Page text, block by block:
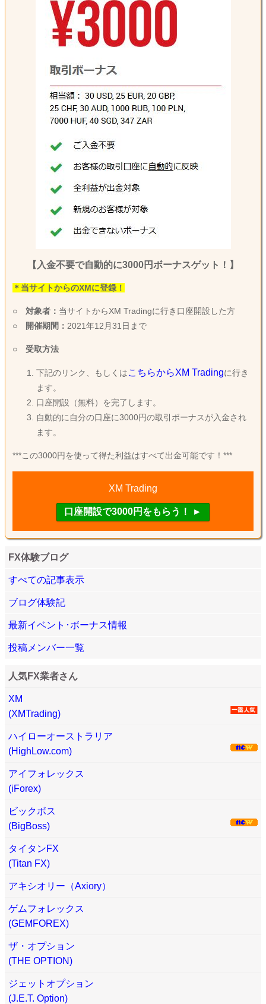
【入金不要で自動的に3000円ボーナスゲット！】
＊当サイトからのXMに登録！
○ 対象者： 当サイトからXM Tradingに行き口座開設した方
○
開催期間： 2021年12月31日まで
○ 受取方法
下記のリンク、もしくはこちらからXM Tradingに行き
ます。
口座開設（無料）を完了します。
自動的に自分の口座に3000円の取引ボーナスが入金され
ます。
***この3000円を使って得た利益はすべて出金可能です！***
XM Trading
FX体験ブログ
すべての記事表示
ブログ体験記
最新イベント･ボーナス情報
投稿メンバー一覧
人気FX業者さん
XM
(XMTrading)
ハイローオーストラリア
(HighLow.com)
アイフォレックス
(iForex)
ビックボス
(BigBoss)
タイタンFX
(Titan FX)
アキシオリー（Axiory）
ゲムフォレックス
(GEMFOREX)
ザ・オプション
(THE OPTION)
ジェットオプション
(J.E.T. Option)